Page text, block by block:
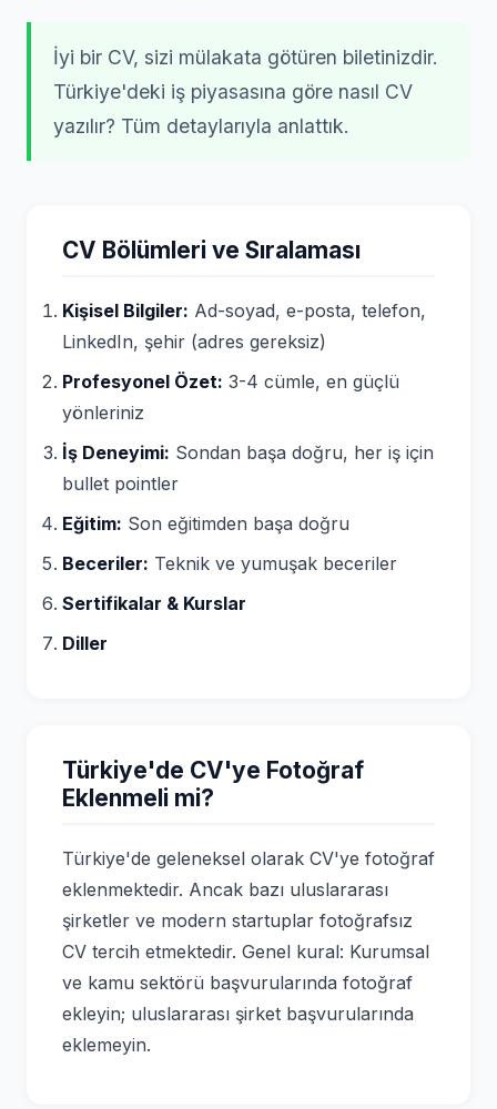
İyi bir CV, sizi mülakata götüren biletinizdir.
Türkiye'deki iş piyasasına göre nasıl CV
yazılır? Tüm detaylarıyla anlattık.
CV Bölümleri ve Sıralaması
Kişisel Bilgiler: Ad-soyad, e-posta, telefon,
LinkedIn, şehir (adres gereksiz)
Profesyonel Özet: 3-4 cümle, en güçlü
yönleriniz
İş Deneyimi: Sondan başa doğru, her iş için
bullet pointler
Eğitim: Son eğitimden başa doğru
Beceriler: Teknik ve yumuşak beceriler
Sertifikalar & Kurslar
Diller
Türkiye'de CV'ye Fotoğraf
Eklenmeli mi?
Türkiye'de geleneksel olarak CV'ye fotoğraf
eklenmektedir. Ancak bazı uluslararası
şirketler ve modern startuplar fotoğrafsız
CV tercih etmektedir. Genel kural: Kurumsal
ve kamu sektörü başvurularında fotoğraf
ekleyin; uluslararası şirket başvurularında
eklemeyin.